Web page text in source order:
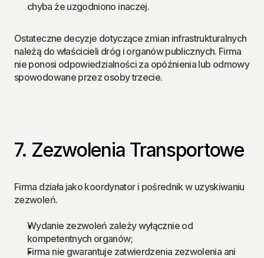
chyba że uzgodniono inaczej.
Ostateczne decyzje dotyczące zmian infrastrukturalnych
należą do właścicieli dróg i organów publicznych. Firma
nie ponosi odpowiedzialności za opóźnienia lub odmowy
spowodowane przez osoby trzecie.
7. Zezwolenia Transportowe
Firma działa jako koordynator i pośrednik w uzyskiwaniu
zezwoleń.
Wydanie zezwoleń zależy wyłącznie od
kompetentnych organów;
Firma nie gwarantuje zatwierdzenia zezwolenia ani